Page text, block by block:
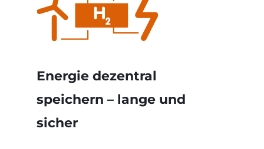
Energie dezentral
speichern – lange und
sicher